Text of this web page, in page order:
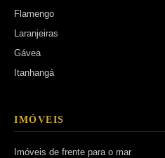
Flamengo
Laranjeiras
Gávea
Itanhangá
IMÓVEIS
Imóveis de frente para o mar